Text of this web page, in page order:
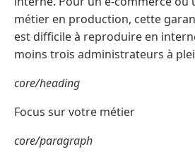
métier en production, cette
est difficile à reproduire en
moins trois administrateurs à
core/heading
Focus sur votre métier
core/paragraph